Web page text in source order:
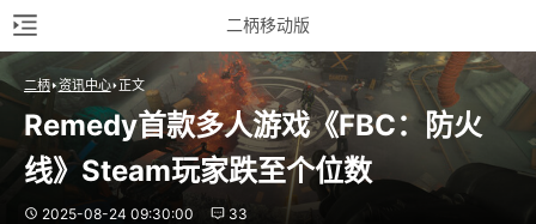
二柄移动版
二柄 资讯中心 正文
Remedy首款多人游戏《FBC：防火
线》Steam玩家跌至个位数
2025-08-24 09:30:00 33